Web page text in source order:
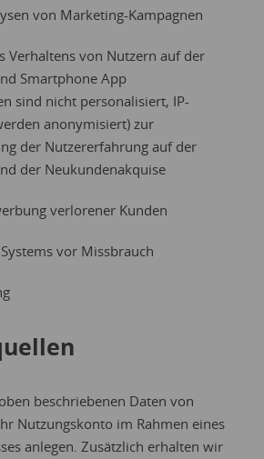
von Marketing-Kampagnen
Verhaltens von Nutzern auf der
Smartphone App
sind nicht personalisiert, IP-
anonymisiert) zur
der Nutzererfahrung auf der
der Neukundenakquise
verlorener Kunden
vor Missbrauch
beschriebenen Daten von
Nutzungskonto im Rahmen eines
anlegen. Zusätzlich erhalten wir